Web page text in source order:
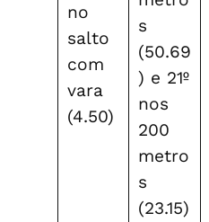
no
salto
com
vara
(4.50)
s
(50.69
) e 21º
nos
200
metro
s
(23.15)